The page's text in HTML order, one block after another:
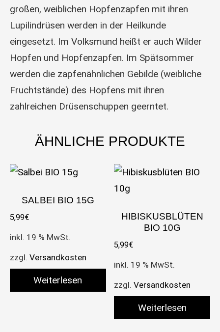
großen, weiblichen Hopfenzapfen mit ihren
Lupilindrüsen werden in der Heilkunde
eingesetzt. Im Volksmund heißt er auch Wilder
Hopfen und Hopfenzapfen. Im Spätsommer
werden die zapfenähnlichen Gebilde (weibliche
Fruchtstände) des Hopfens mit ihren
zahlreichen Drüsenschuppen geerntet.
ÄHNLICHE PRODUKTE
SALBEI BIO 15G
5,99€
inkl. 19 % MwSt.
zzgl. Versandkosten
Weiterlesen
HIBISKUSBLÜTEN
BIO 10G
5,99€
inkl. 19 % MwSt.
zzgl.Versandkosten
Weiterlesen